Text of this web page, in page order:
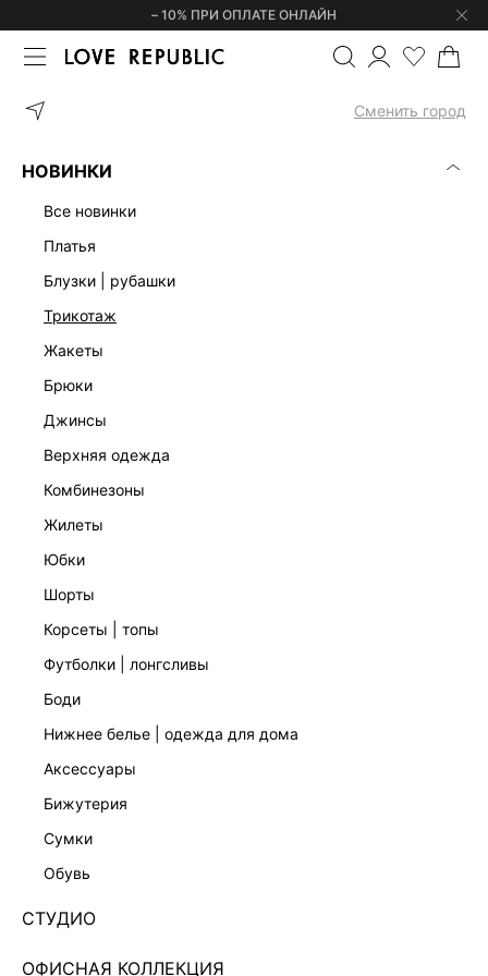
– 10% ПРИ ОПЛАТЕ ОНЛАЙН
Сменить город
НОВИНКИ
все новинки
платья
блузки | рубашки
трикотаж
жакеты
брюки
джинсы
верхняя одежда
комбинезоны
жилеты
юбки
шорты
корсеты | топы
футболки | лонгсливы
боди
нижнее белье | одежда для дома
аксессуары
бижутерия
сумки
обувь
СТУДИО
ОФИСНАЯ КОЛЛЕКЦИЯ
ГЛАВНАЯ СЕРЬГИ ВИТЫЕ
Нет в наличии
ЦВЕТ:МУЛЬТИКОЛОР